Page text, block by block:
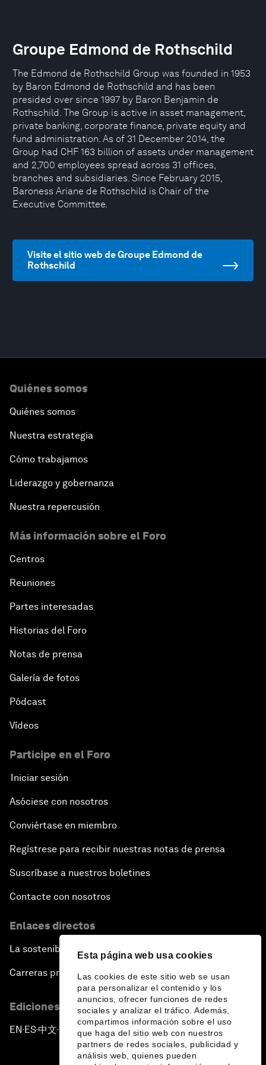
Esta página web usa cookies
Las cookies de este sitio web se usan
para personalizar el contenido y los
anuncios, ofrecer funciones de redes
sociales y analizar el tráfico. Además,
compartimos información sobre el uso
que haga del sitio web con nuestros
partners de redes sociales, publicidad y
análisis web, quienes pueden
Groupe Edmond de Rothschild
The Edmond de Rothschild Group was founded in 1953
by Baron Edmond de Rothschild and has been
presided over since 1997 by Baron Benjamin de
Rothschild. The Group is active in asset management,
private banking, corporate finance, private equity and
fund administration. As of 31 December 2014, the
Group had CHF 163 billion of assets under management
and 2,700 employees spread across 31 offices,
branches and subsidiaries. Since February 2015,
Baroness Ariane de Rothschild is Chair of the
Executive Committee.
Visite el sitio web de Groupe Edmond de
Rothschild
Quiénes somos
Quiénes somos
Nuestra estrategia
Cómo trabajamos
Liderazgo y gobernanza
Nuestra repercusión
Más información sobre el Foro
Centros
Reuniones
Partes interesadas
Historias del Foro
Notas de prensa
Galería de fotos
Pódcast
Vídeos
Participe en el Foro
Iniciar sesión
Asóciese con nosotros
Conviértase en miembro
Regístrese para recibir nuestras notas de prensa
Suscríbase a nuestros boletines
Contacte con nosotros
Enlaces directos
La sostenibilidad en el Foro
Carreras profesionales
Ediciones en otros idiomas
EN ▪ES▪中文▪ 日本語